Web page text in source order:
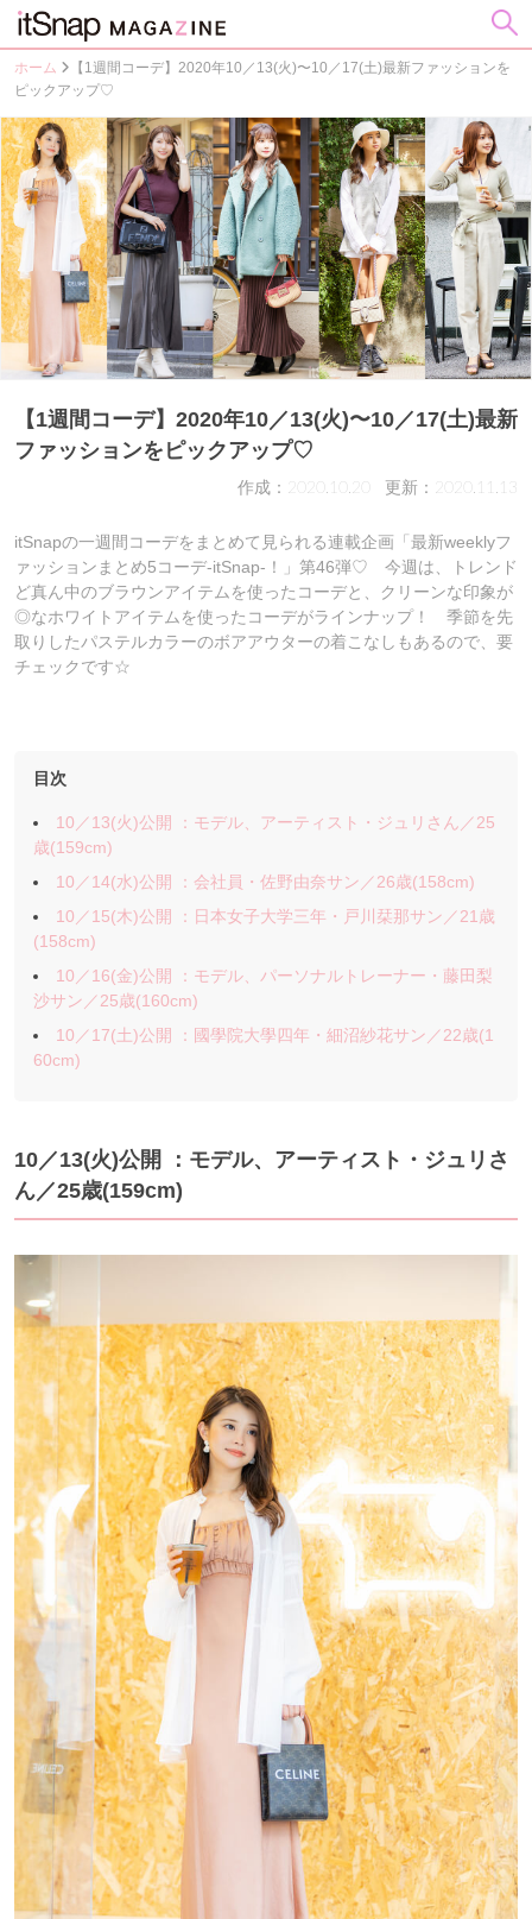
ホーム
【1週間コーデ】2020年10／13(火)〜10／17(土)最新ファッションを
ピックアップ♡
【1週間コーデ】2020年10／13(火)〜10／17(土)最新
ファッションをピックアップ♡
作成：2020.10.20 更新：2020.11.13
itSnapの一週間コーデをまとめて見られる連載企画「最新weeklyフ
ァッションまとめ5コーデ-itSnap-！」第46弾♡ 今週は、トレンド
ど真ん中のブラウンアイテムを使ったコーデと、クリーンな印象が
◎なホワイトアイテムを使ったコーデがラインナップ！ 季節を先
取りしたパステルカラーのボアアウターの着こなしもあるので、要
チェックです☆
目次
10／13(火)公開 ：モデル、アーティスト・ジュリさん／25
歳(159cm)
10／14(水)公開 ：会社員・佐野由奈サン／26歳(158cm)
10／15(木)公開 ：日本女子大学三年・戸川栞那サン／21歳
(158cm)
10／16(金)公開 ：モデル、パーソナルトレーナー・藤田梨
沙サン／25歳(160cm)
10／17(土)公開 ：國學院大學四年・細沼紗花サン／22歳(1
60cm)
10／13(火)公開 ：モデル、アーティスト・ジュリさ
ん／25歳(159cm)